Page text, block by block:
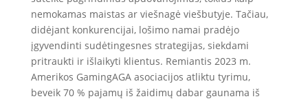
nemokamas maistas ar viešnagė viešbutyje. Tačiau,
didėjant konkurencijai, lošimo namai pradėjo
įgyvendinti sudėtingesnes strategijas, siekdami
pritraukti ir išlaikyti klientus. Remiantis 2023 m.
Amerikos GamingAGA asociacijos atliktu tyrimu,
beveik 70 % pajamų iš žaidimų dabar gaunama iš